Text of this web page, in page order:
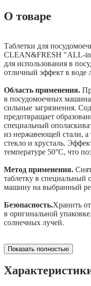
О товаре
Таблетки для
CLEAN&FRESH "ALL-
для использования в
отличный эффект в воде
Область применения.
в посудомоечных
сильные загрязнения.
предотвращает
специальный
из нержавеющей стали, а
стекло и хрусталь.
температуре 50°C, что
Метод применения.
таблетку в специальный
машину на выбранный
Безопасность.Хранить
в оригинальной
солнечных лучей.
Показать полностью